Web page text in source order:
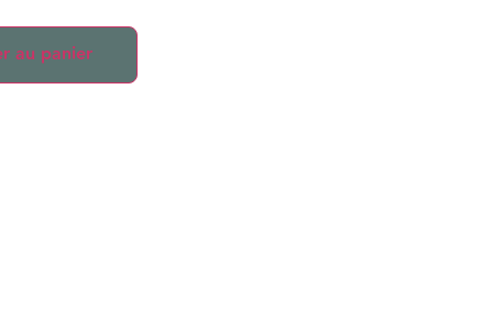
au panier